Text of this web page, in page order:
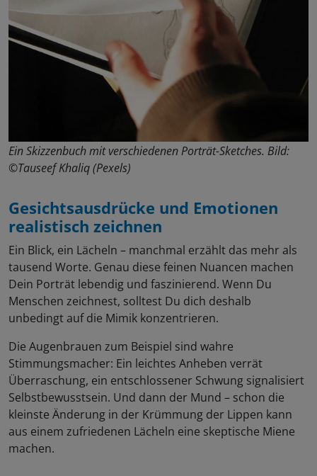
Ein Skizzenbuch mit verschiedenen Porträt-Sketches. Bild:
©Tauseef Khaliq (Pexels)
Gesichtsausdrücke und Emotionen
realistisch zeichnen
Ein Blick, ein Lächeln – manchmal erzählt das mehr als
tausend Worte. Genau diese feinen Nuancen machen
Dein Porträt lebendig und faszinierend. Wenn Du
Menschen zeichnest, solltest Du dich deshalb
unbedingt auf die Mimik konzentrieren.
Die Augenbrauen zum Beispiel sind wahre
Stimmungsmacher: Ein leichtes Anheben verrät
Überraschung, ein entschlossener Schwung signalisiert
Selbstbewusstsein. Und dann der Mund – schon die
kleinste Änderung in der Krümmung der Lippen kann
aus einem zufriedenen Lächeln eine skeptische Miene
machen.